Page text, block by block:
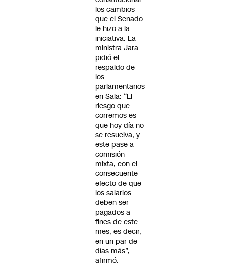
los cambios
que el Senado
le hizo a la
iniciativa. La
ministra Jara
pidió el
respaldo de
los
parlamentarios
en Sala: “El
riesgo que
corremos es
que hoy día no
se resuelva, y
este pase a
comisión
mixta, con el
consecuente
efecto de que
los salarios
deben ser
pagados a
fines de este
mes, es decir,
en un par de
días más”,
afirmó.